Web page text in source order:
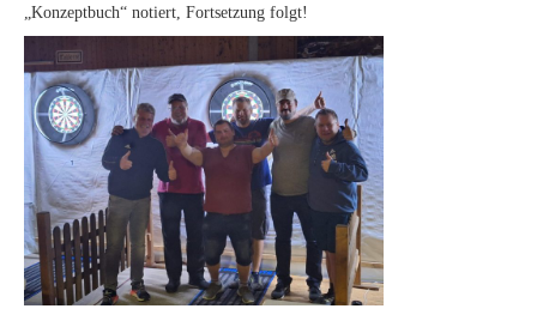
„Konzeptbuch“ notiert, Fortsetzung folgt!